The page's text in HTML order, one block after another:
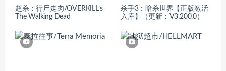
超杀：行尸走肉/OVERKILL’s
The Walking Dead
杀手3：暗杀世界【正版激活
入库】（更新：V3.200.0）